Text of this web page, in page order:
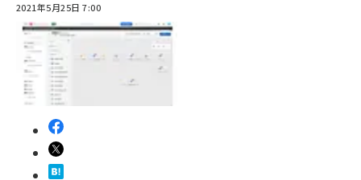
2021年5月25日 7:00